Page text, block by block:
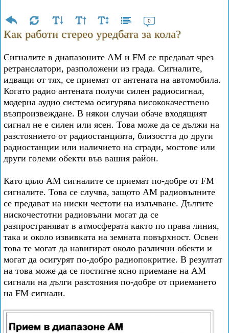
0
Как работи стерео уредбата за кола?
Сигналите в диапазоните AM и FM се предават чрез
ретранслатори, разположени из града. Сигналите,
идващи от тях, се приемат от антената на автомобила.
Когато радио антената получи силен радиосигнал,
модерна аудио система осигурява висококачествено
възпроизвеждане. В някои случаи обаче входящият
сигнал не е силен или ясен. Това може да се дължи на
разстоянието от радиостанцията, близостта до други
радиостанции или наличието на сгради, мостове или
други големи обекти във вашия район.
Като цяло AM сигналите се приемат по-добре от FM
сигналите. Това се случва, защото AM радиовълните
се предават на ниски честоти на излъчване. Дългите
нискочестотни радиовълни могат да се
разпространяват в атмосферата както по права линия,
така и около извивката на земната повърхност. Освен
това те могат да навигират около различни обекти и
могат да осигурят по-добро радиопокритие. В резултат
на това може да се постигне ясно приемане на AM
сигнали на дълги разстояния по-добре от приемането
на FM сигнали.